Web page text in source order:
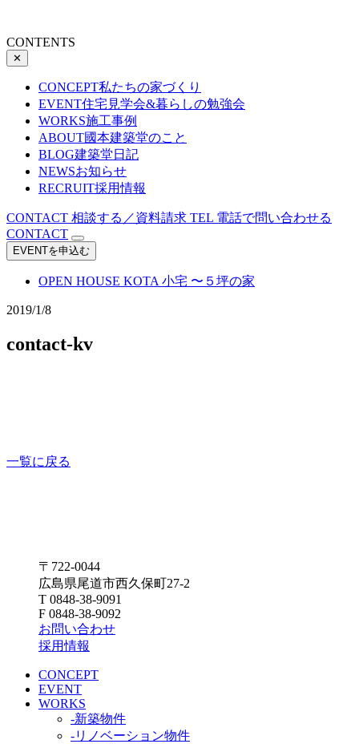
CONTENTS
✕
CONCEPT私たちの家づくり
EVENT住宅見学会&暮らしの勉強会
WORKS施工事例
ABOUT國本建築堂のこと
BLOG建築堂日記
NEWSお知らせ
RECRUIT採用情報
CONTACT 相談する／資料請求 TEL 電話で問い合わせる
CONTACT
EVENTを申込む
OPEN HOUSE KOTA 小宅 〜５坪の家
2019/1/8
contact-kv
一覧に戻る
〒722-0044
広島県尾道市西久保町27-2
T 0848-38-9091
F 0848-38-9092
お問い合わせ
採用情報
CONCEPT
EVENT
WORKS
-新築物件
-リノベーション物件